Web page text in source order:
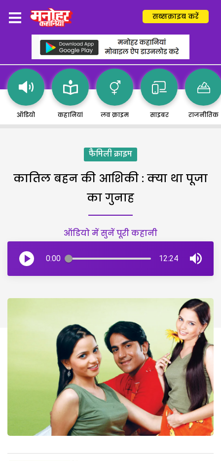
सब्सक्राइब करें
ऑडियो कहानियां लव क्राइम साइबर राजनीतिक
फैमिली क्राइम
कातिल बहन की आशिकी : क्या था पूजा
का गुनाह
ऑडियो में सुनें पूरी कहानी
0:00 12:24